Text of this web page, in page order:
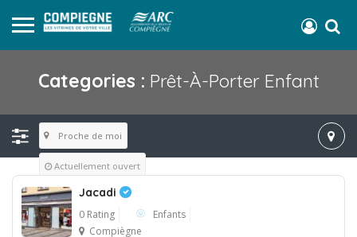
Categories : Prêt-À-Porter Enfant
Proche de moi
Actuellement ouvert
Jacadi
0 Rating
Enfants
Compiègne